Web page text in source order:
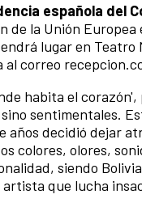
española del
de la Unión Europea
lugar en Teatro
correo
habita el
sentimentales.
años decidió dejar
colores, olores,
siendo
que lucha